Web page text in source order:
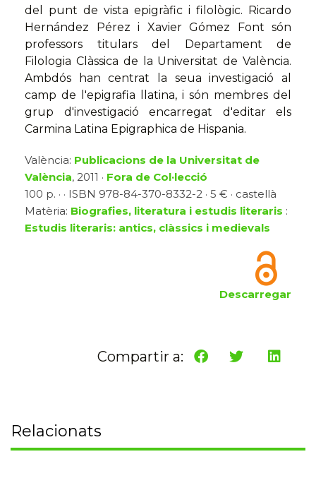
del punt de vista epigràfic i filològic. Ricardo
Hernández Pérez i Xavier Gómez Font són
professors titulars del Departament de
Filologia Clàssica de la Universitat de València.
Ambdós han centrat la seua investigació al
camp de l'epigrafia llatina, i són membres del
grup d'investigació encarregat d'editar els
Carmina Latina Epigraphica de Hispania.
València: Publicacions de la Universitat de
València, 2011 · Fora de Col·lecció
100 p. · · ISBN 978-84-370-8332-2 · 5 € · castellà
Matèria: Biografies, literatura i estudis literaris :
Estudis literaris: antics, clàssics i medievals
Descarregar
Compartir a:
Relacionats